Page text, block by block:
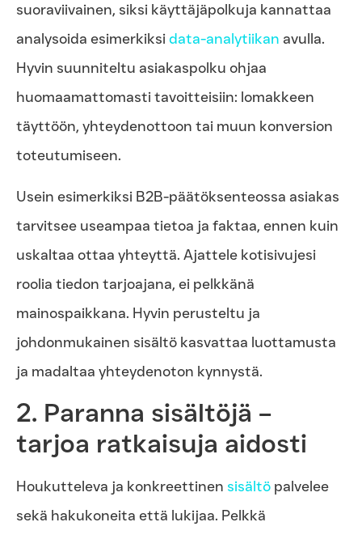
suoraviivainen, siksi käyttäjäpolkuja kannattaa
analysoida esimerkiksidata-analytiikan avulla.
Hyvin suunniteltu asiakaspolku ohjaa
huomaamattomasti tavoitteisiin: lomakkeen
täyttöön, yhteydenottoon tai muun konversion
toteutumiseen.
Usein esimerkiksi B2B-päätöksenteossa asiakas
tarvitsee useampaa tietoa ja faktaa, ennen kuin
uskaltaa ottaa yhteyttä. Ajattele kotisivujesi
roolia tiedon tarjoajana, ei pelkkänä
mainospaikkana. Hyvin perusteltu ja
johdonmukainen sisältö kasvattaa luottamusta
ja madaltaa yhteydenoton kynnystä.
2. Paranna sisältöjä –
tarjoa ratkaisuja aidosti
Houkutteleva ja konkreettinen sisältö palvelee
sekä hakukoneita että lukijaa. Pelkkä